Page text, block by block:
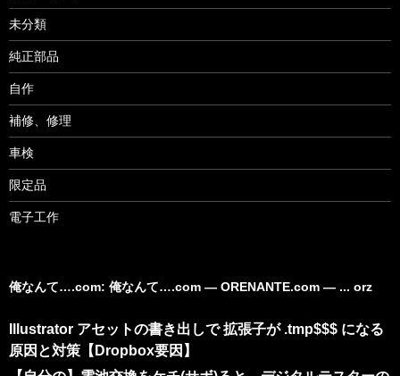
未分類
純正部品
自作
補修、修理
車検
限定品
電子工作
俺なんて….com: 俺なんて….com ― ORENANTE.com ― ... orz
Illustrator アセットの書き出しで 拡張子が .tmp$$$ になる
原因と対策【Dropbox要因】